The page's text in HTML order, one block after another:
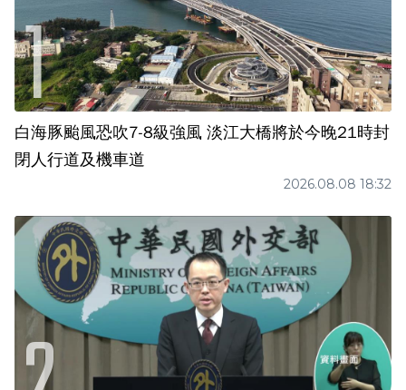
白海豚颱風恐吹7-8級強風 淡江大橋將於今晚21時封
閉人行道及機車道
2026.08.08 18:32